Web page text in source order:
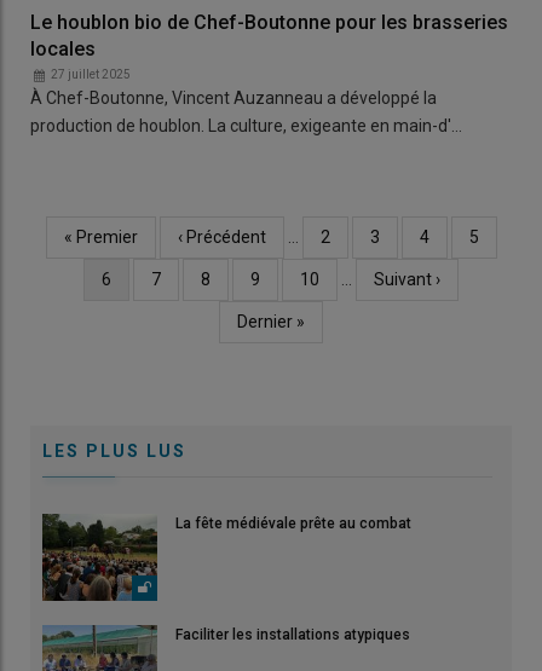
Le houblon bio de Chef-Boutonne pour les brasseries
locales
27 juillet 2025
À Chef-Boutonne, Vincent Auzanneau a développé la
production de houblon. La culture, exigeante en main-d'…
Première
« Premier
Page
‹ Précédent … Page
2 Page
3 Page
4 Page
5
Page
6 Page
7 Page
8 Page
9 Page
10 …
Page
Suivant ›
Dernière
Dernier »
LES PLUS LUS
La fête médiévale prête au combat
Faciliter les installations atypiques